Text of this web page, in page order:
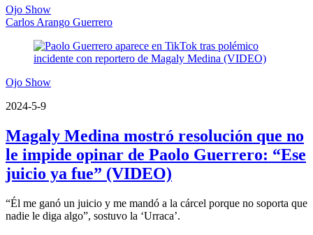
Ojo Show
Carlos Arango Guerrero
Ojo Show
2024-5-9
Magaly Medina mostró resolución que no
le impide opinar de Paolo Guerrero: “Ese
juicio ya fue” (VIDEO)
“Él me ganó un juicio y me mandó a la cárcel porque no soporta que
nadie le diga algo”, sostuvo la ‘Urraca’.